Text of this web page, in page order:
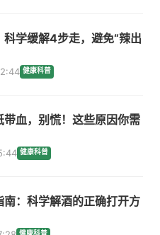
科学缓解4步走，避免“辣出
健康科普
带血，别慌！这些原因你需
健康科普
南：科学解酒的正确打开方
健康科普